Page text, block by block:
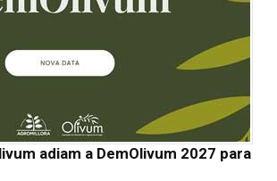
adiam a DemOlivum 2027 para